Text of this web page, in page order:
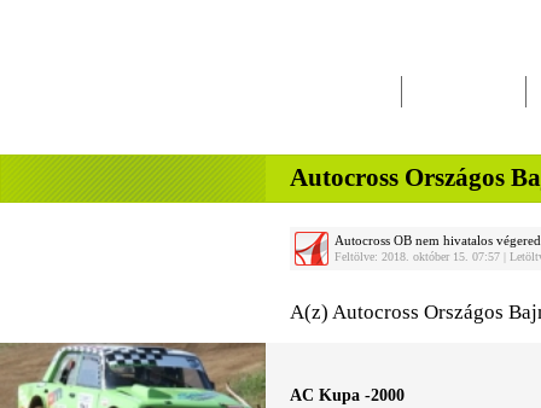
Autocross Országos
Autocross OB nem hivatalos
Feltölve: 2018. október 15. 07:57 |
A(z) Autocross Országos
AC Kupa -2000